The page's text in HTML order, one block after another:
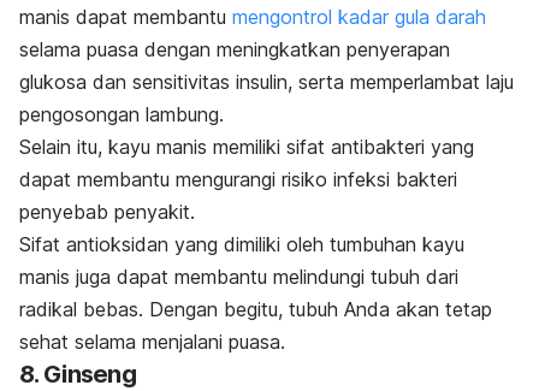
manis dapat membantu mengontrol kadar gula darah
selama puasa dengan meningkatkan penyerapan
glukosa dan sensitivitas insulin, serta memperlambat laju
pengosongan lambung.
Selain itu, kayu manis memiliki sifat antibakteri yang
dapat membantu mengurangi risiko infeksi bakteri
penyebab penyakit.
Sifat antioksidan yang dimiliki oleh tumbuhan kayu
manis juga dapat membantu melindungi tubuh dari
radikal bebas. Dengan begitu, tubuh Anda akan tetap
sehat selama menjalani puasa.
8. Ginseng